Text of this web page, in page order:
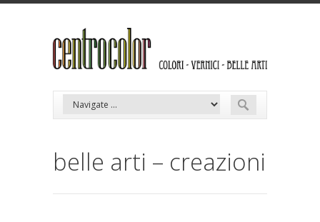
belle arti – creazioni